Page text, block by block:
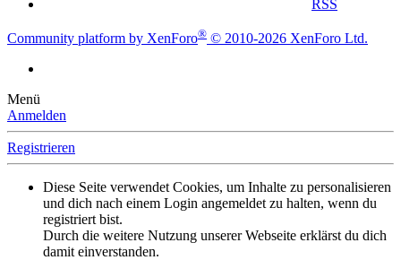
RSS
Community platform by XenForo® © 2010-2026 XenForo Ltd.
Menü
Anmelden
Registrieren
Diese Seite verwendet Cookies, um Inhalte zu personalisieren
und dich nach einem Login angemeldet zu halten, wenn du
registriert bist.
Durch die weitere Nutzung unserer Webseite erklärst du dich
damit einverstanden.